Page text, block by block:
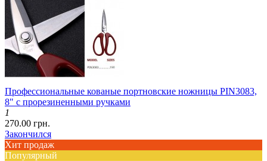
Профессиональные кованые портновские ножницы PIN3083,
8" с прорезиненными ручками
1
270.00 грн.
Закончился
Хит продаж
Популярный